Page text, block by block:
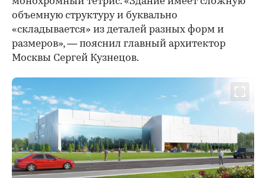
объемную структуру и буквально
«складывается» из деталей разных форм и
размеров», — пояснил главный архитектор
Москвы Сергей Кузнецов.